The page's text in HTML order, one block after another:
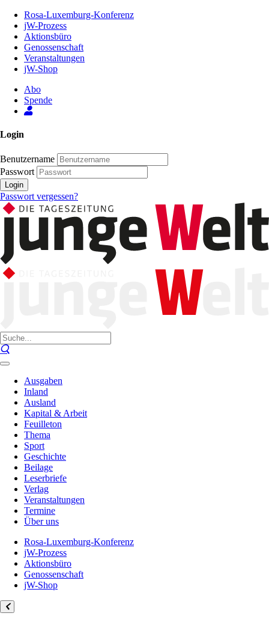
Inhalt
Seite
Rosa-Luxemburg-Konferenz
jW-Prozess
Aktionsbüro
Genossenschaft
Veranstaltungen
jW-Shop
Abo
Spende
Login
Benutzername
Passwort
Login
Passwort vergessen?
Ausgaben
Inland
Ausland
Kapital & Arbeit
Feuilleton
Thema
Sport
Geschichte
Beilage
Leserbriefe
Verlag
Veranstaltungen
Termine
Über uns
Rosa-Luxemburg-Konferenz
jW-Prozess
Aktionsbüro
Genossenschaft
jW-Shop